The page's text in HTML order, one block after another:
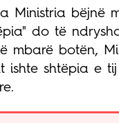
Ministria bëjnë
do të
mbarë botën,
ishte shtëpia e